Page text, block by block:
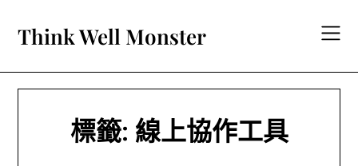
content
Think Well Monster
標籤: 線上協作工具